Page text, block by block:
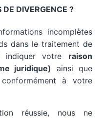
DIVERGENCE ?
incomplètes
dans le traitement de
indiquer votre raison
juridique)
ainsi que
à votre
réussie, nous ne